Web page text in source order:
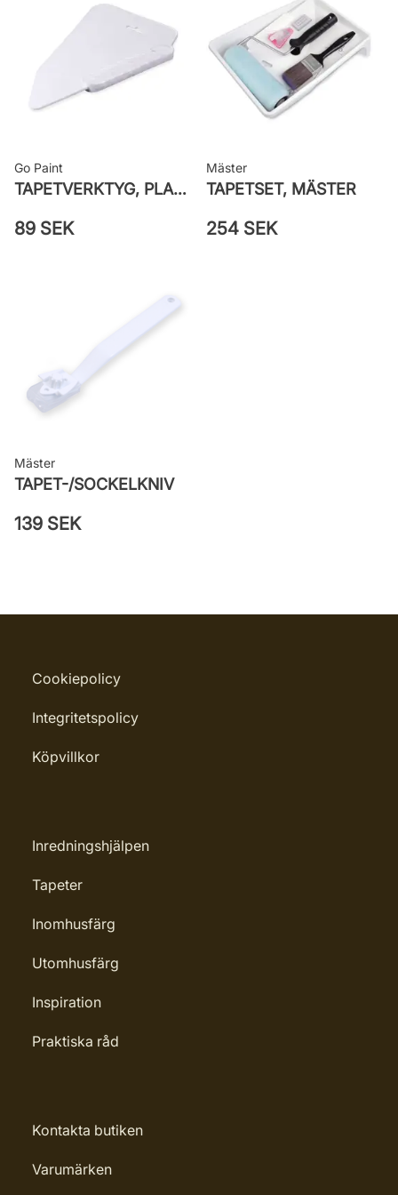
Applicering av lim: Lim strykes på
väggen
Leverantörens artikelnummer: 6924
Go Paint
TAPETVERKTYG, PLAST GO PAINT
89 SEK
Mäster
TAPETSET, MÄSTER
254 SEK
Mäster
TAPET-/SOCKELKNIV
139 SEK
Cookiepolicy
Integritetspolicy
Köpvillkor
Inredningshjälpen
Tapeter
Inomhusfärg
Utomhusfärg
Inspiration
Praktiska råd
Kontakta butiken
Varumärken